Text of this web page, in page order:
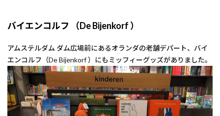
バイエンコルフ （De Bijenkorf ）
アムステルダム ダム広場前にあるオランダの老舗デパート、バイ
エンコルフ（De Bijenkorf ）にもミッフィーグッズがありました。